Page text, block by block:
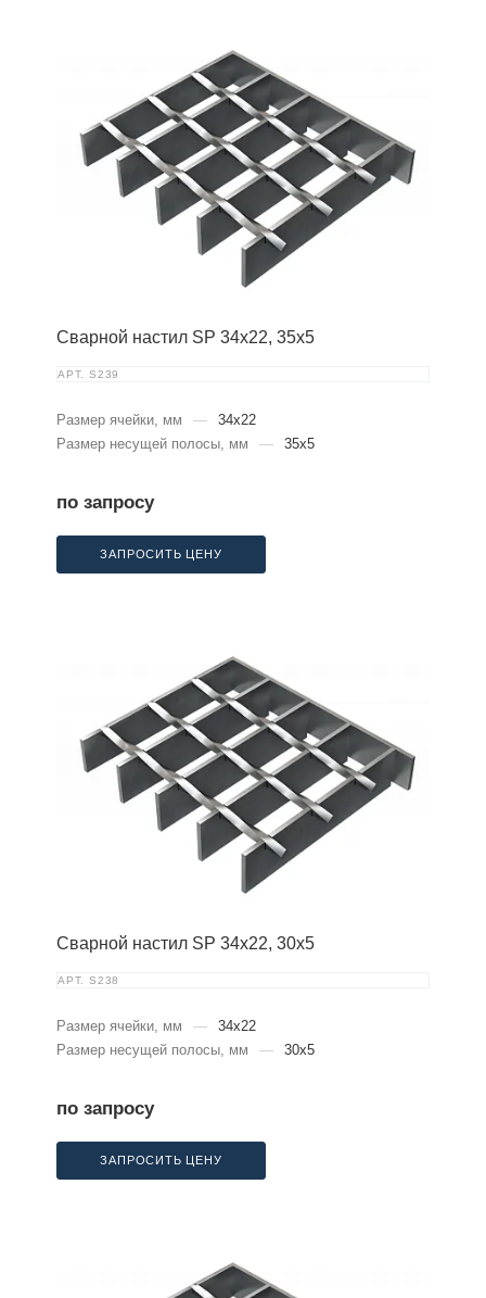
Сварной настил SP 34х22, 35х5
АРТ. S239
Размер ячейки, мм —
34x22
Размер несущей полосы, мм
— 35x5
по запросу
ЗАПРОСИТЬ ЦЕНУ
Сварной настил SP 34х22, 30х5
АРТ. S238
Размер ячейки, мм —
34x22
Размер несущей полосы, мм
— 30x5
по запросу
ЗАПРОСИТЬ ЦЕНУ